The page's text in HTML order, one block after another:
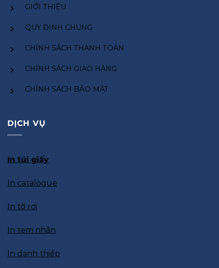
GIỚI THIỆU
QUY ĐỊNH CHUNG
CHÍNH SÁCH THANH TOÁN
CHÍNH SÁCH GIAO HÀNG
CHÍNH SÁCH BẢO MẬT
DỊCH VỤ
In túi giấy
In catalogue
In tờ rơi
In tem nhãn
In danh thiếp